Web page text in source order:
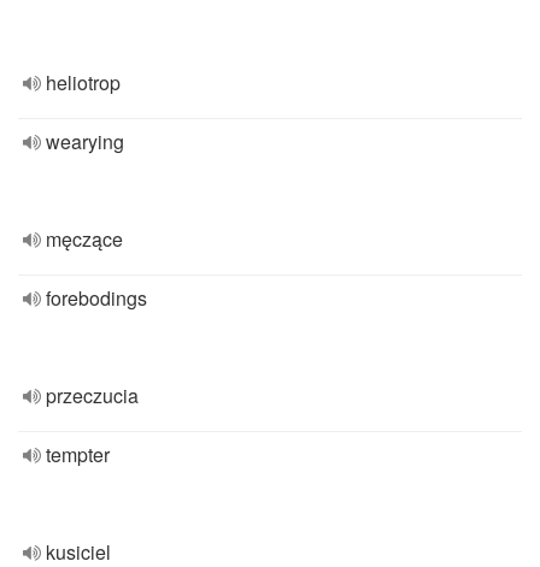
heliotrop
wearying
męczące
forebodings
przeczucia
tempter
kusiciel